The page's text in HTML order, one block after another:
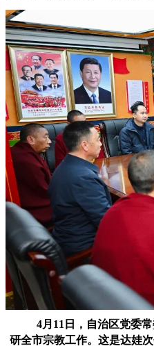
4月11日，自治区党委
研全市宗教工作。这是达娃